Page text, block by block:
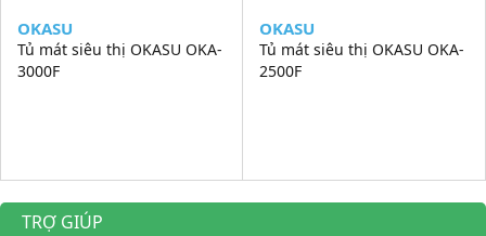
OKASU
Tủ mát siêu thị OKASU OKA-
3000F
OKASU
Tủ mát siêu thị OKASU OKA-
2500F
TRỢ GIÚP